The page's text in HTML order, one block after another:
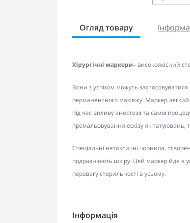
Огляд товару
Хірургічні маркери– високоякісний
Вони з успіхом можуть
перманентного макіяжу. Маркер легкий
під час впливу анестезії та самої
промальовування ескізу як татуювань,
Спеціальні нетоксичні чорнила,
подразнюють шкіру. Цей маркер йде в
перевагу стерильності в усьому.
Інформація